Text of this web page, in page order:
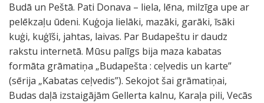
Budā un Peštā. Pati Donava – liela, lēna, milzīga upe ar
pelēkzaļu ūdeni. Kuģoja lielāki, mazāki, garāki, īsāki
kuģi, kuģīši, jahtas, laivas. Par Budapeštu ir daudz
rakstu internetā. Mūsu palīgs bija maza kabatas
formāta grāmatiņa „Budapešta : ceļvedis un karte”
(sērija „Kabatas ceļvedis”). Sekojot šai grāmatiņai,
Budas daļā izstaigājām Gellerta kalnu, Karaļa pili, Vecās